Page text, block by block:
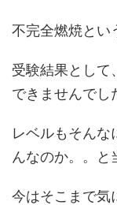
不完全燃焼とい
受験結果として
できませんでし
レベルもそんな
んなのか。。と
今はそこまで気